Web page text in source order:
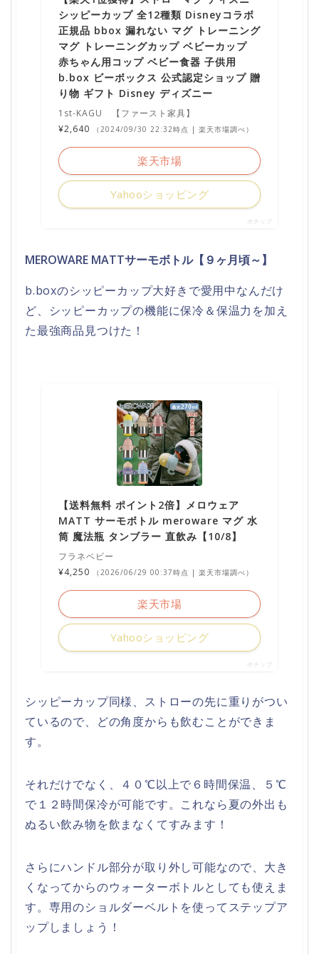
シッピーカップ 全12種類 Disneyコラボ
正規品 bbox 漏れない マグ トレーニング
マグ トレーニングカップ ベビーカップ
赤ちゃん用コップ ベビー食器 子供用
b.box ビーボックス 公式認定ショップ 贈
り物 ギフト Disney ディズニー
1st-KAGU 【ファースト家具】
¥2,640
（2024/09/30 22:32時点 | 楽天市場調べ）
楽天市場
Yahooショッピング
ポチップ
MEROWARE MATTサーモボトル【９ヶ月頃～】
b.boxのシッピーカップ大好きで愛用中なんだけ
ど、シッピーカップの機能に保冷＆保温力を加え
た最強商品見つけた！
【送料無料 ポイント2倍】メロウェア
MATT サーモボトル meroware マグ 水
筒 魔法瓶 タンブラー 直飲み【10/8】
フラネベビー
¥4,250
（2026/06/29 00:37時点 | 楽天市場調べ）
楽天市場
Yahooショッピング
ポチップ
シッピーカップ同様、ストローの先に重りがつい
ているので、どの角度からも飲むことができま
す。
それだけでなく、４０℃以上で６時間保温、５℃
で１２時間保冷が可能です。これなら夏の外出も
ぬるい飲み物を飲まなくてすみます！
さらにハンドル部分が取り外し可能なので、大き
くなってからのウォーターボトルとしても使えま
す。専用のショルダーベルトを使ってステップア
ップしましょう！